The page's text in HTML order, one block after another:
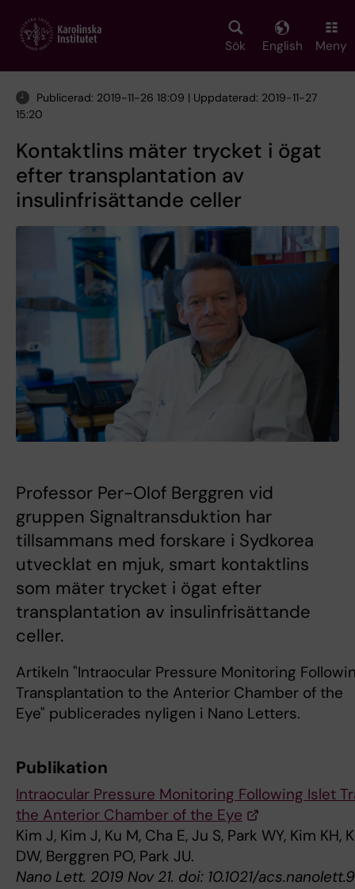
main
Sök English Meny
Publicerad: 2019-11-26 18:09 | Uppdaterad: 2019-11-27
15:20
Kontaktlins mäter trycket i ögat
efter transplantation av
insulinfrisättande celler
Professor Per-Olof Berggren vid
gruppen Signaltransduktion har
tillsammans med forskare i Sydkorea
utvecklat en mjuk, smart kontaktlins
som mäter trycket i ögat efter
transplantation av insulinfrisättande
celler.
Artikeln "Intraocular Pressure Monitoring
Transplantation to the Anterior Chamber of the
Eye" publicerades nyligen i Nano Letters.
Publikation
Intraocular Pressure Monitoring Following Islet
the Anterior Chamber of the Eye
Kim J, Kim J, Ku M, Cha E, Ju S, Park WY, Kim KH,
DW, Berggren PO, Park JU.
Nano Lett. 2019 Nov 21. doi: 10.1021/